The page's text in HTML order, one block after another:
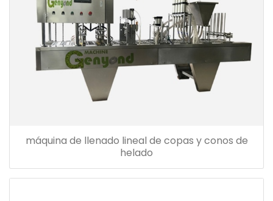
máquina de llenado lineal de copas y conos de
helado